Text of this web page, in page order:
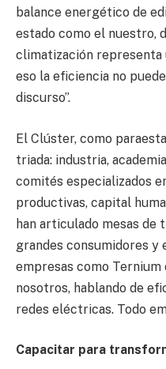
balance energético de
estado como el nuestro,
climatización
eso la eficiencia no
discurso”.
El Clúster, como
triada: industria,
comités especializados
productivas, capital
han articulado mesas de
grandes consumidores y
empresas como Ternium
nosotros, hablando de
redes eléctricas. Todo
Capacitar para